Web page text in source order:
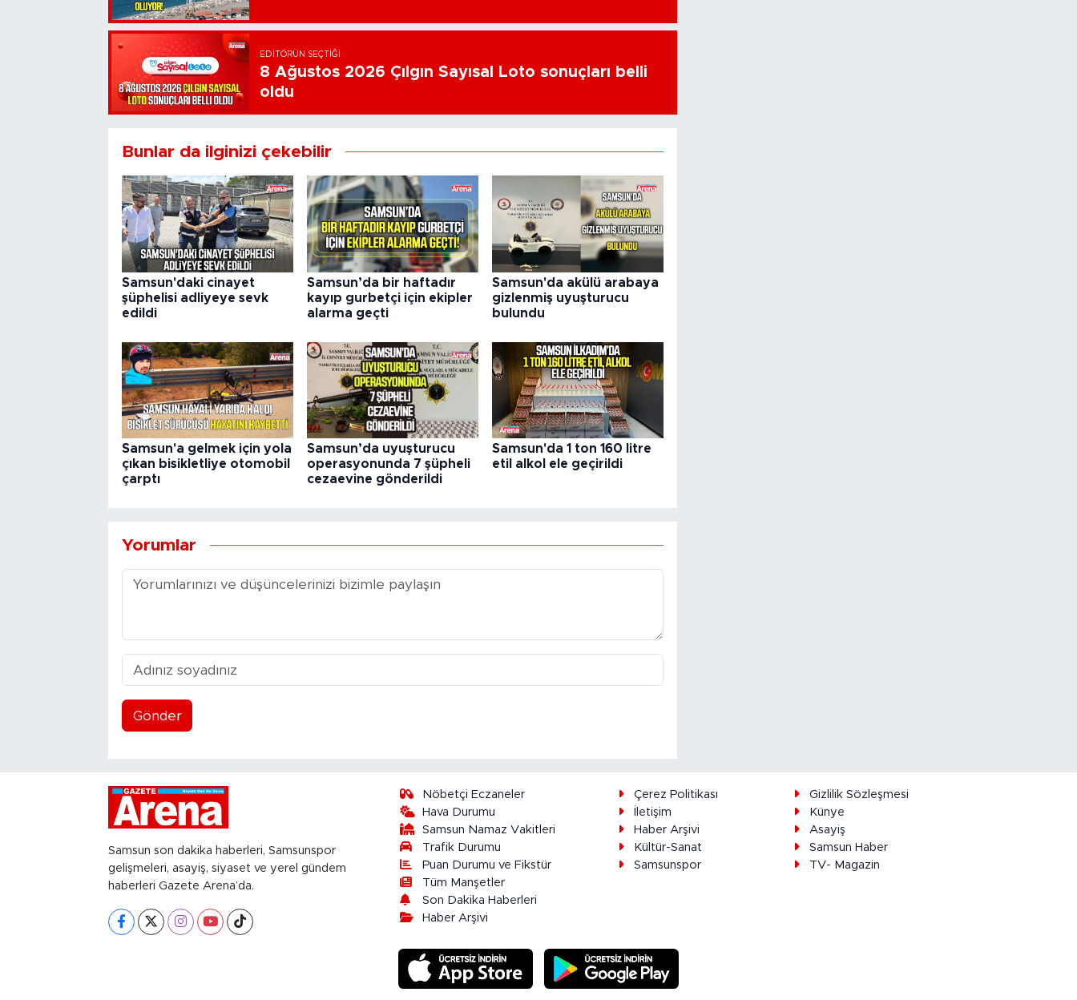
EDITÖRÜN SEÇTIĞI
8 Ağustos 2026 Çılgın Sayısal Loto sonuçları belli
oldu
Bunlar da ilginizi çekebilir
Samsun'daki cinayet
şüphelisi adliyeye sevk
edildi
Samsun’da bir haftadır
kayıp gurbetçi için ekipler
alarma geçti
Samsun'da akülü arabaya
gizlenmiş uyuşturucu
bulundu
Samsun'a gelmek için yola
çıkan bisikletliye otomobil
çarptı
Samsun’da uyuşturucu
operasyonunda 7 şüpheli
cezaevine gönderildi
Samsun'da 1 ton 160 litre
etil alkol ele geçirildi
Yorumlar
Gönder
Samsun son dakika haberleri, Samsunspor
gelişmeleri, asayiş, siyaset ve yerel gündem
haberleri Gazete Arena’da.
Nöbetçi Eczaneler
Hava Durumu
Samsun Namaz Vakitleri
Trafik Durumu
Puan Durumu ve Fikstür
Tüm Manşetler
Son Dakika Haberleri
Haber Arşivi
Çerez Politikası
Gizlilik Sözleşmesi
İletişim
Künye
Haber Arşivi
Asayiş
Kültür-Sanat
Samsun Haber
Samsunspor
TV- Magazin